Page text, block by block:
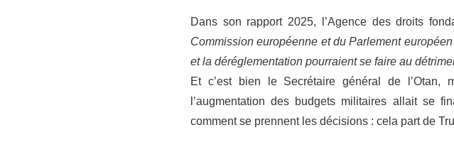
Dans son rapport 2025, l’Agence des droits
Commission européenne et du Parlement
et la déréglementation pourraient se faire au
Et c’est bien le Secrétaire général de
l’augmentation des budgets militaires allait se
comment se prennent les décisions : cela part de